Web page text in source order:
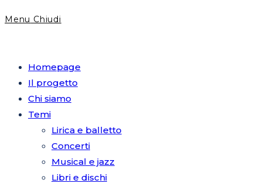
Menu Chiudi
Homepage
Il progetto
Chi siamo
Temi
Lirica e balletto
Concerti
Musical e jazz
Libri e dischi